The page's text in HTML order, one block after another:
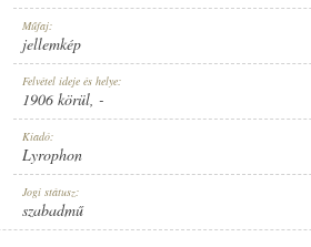
Műfaj:
jellemkép
Felvétel ideje és helye:
1906 körül, -
Kiadó:
Lyrophon
Jogi státusz:
szabadmű